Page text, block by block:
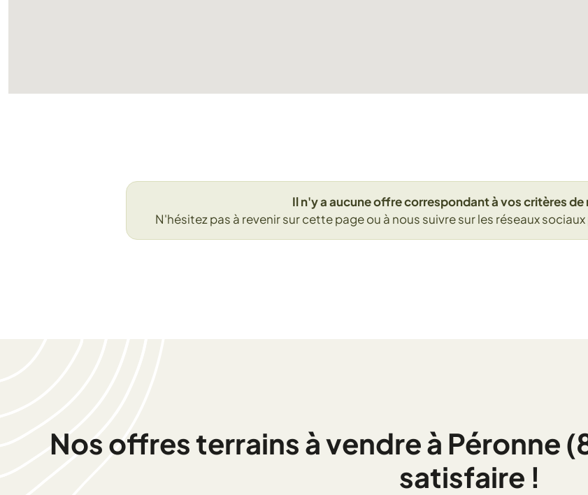
Il n'y a aucune offre correspondant à vos critères de
N'hésitez pas à revenir sur cette page ou à nous suivre sur les réseaux
Nos offres terrains à vendre à Péronne
satisfaire !